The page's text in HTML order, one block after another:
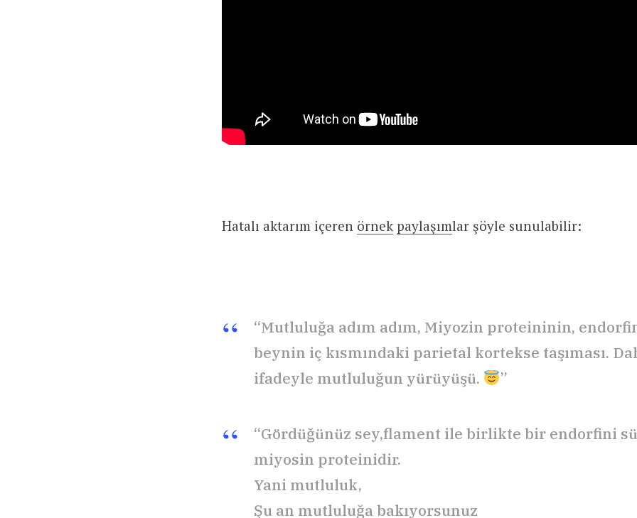
Hatalı aktarım içeren örnek paylaşımlar şöyle sunulabilir:
“Mutluluğa adım adım, Miyozin proteininin,
beynin iç kısmındaki parietal kortekse taşıması.
ifadeyle mutluluğun yürüyüşü.
”
“Gördüğünüz sey,flament ile birlikte bir endorfini
miyosin proteinidir.
Yani mutluluk,
Şu an mutluluğa bakıyorsunuz